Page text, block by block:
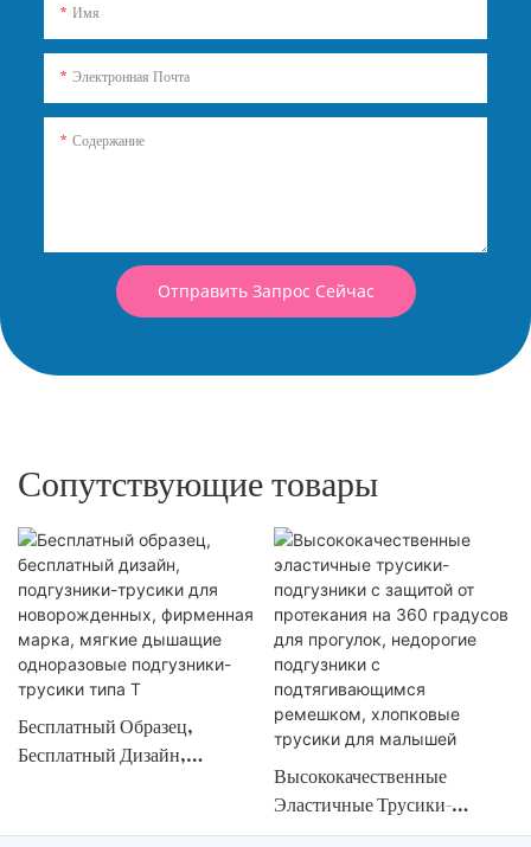
Имя
Электронная Почта
Содержание
Отправить Запрос Сейчас
Сопутствующие товары
Бесплатный Образец,
Бесплатный Дизайн,
Марка, Мягкие Дышащие
Высококачественные
Эластичные Трусики-
Подгузники С Защитой От